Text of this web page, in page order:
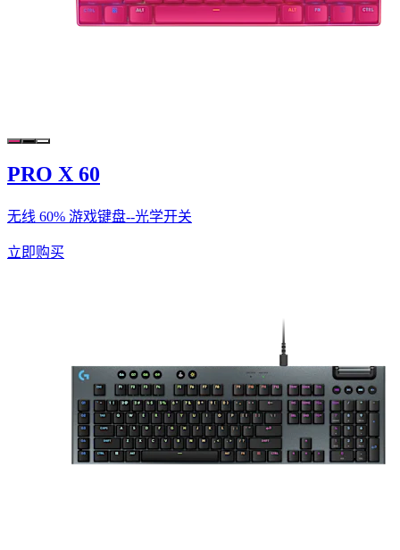
PRO X 60
无线 60% 游戏键盘--光学开关
立即购买